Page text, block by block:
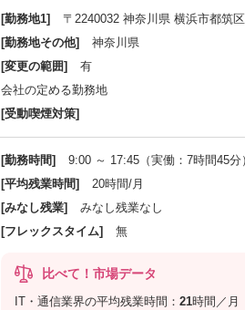
[勤務地1]
〒2240032 神奈川県 横浜市都筑
[勤務地その他]
神奈川県
[変更の範囲]
有
会社の定める勤務地
[受動喫煙対策]
[勤務時間]
9:00 ～ 17:45（実働：7時間45
[平均残業時間]
20時間/月
[みなし残業]
みなし残業なし
[フレックスタイム]
無
比べて！市場データ
IT・通信業界の平均残業時間： 21時間／月